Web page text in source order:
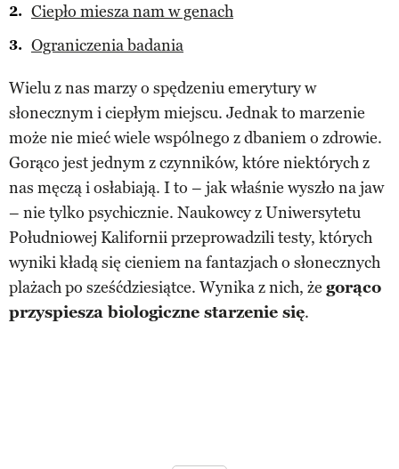
Ciepło miesza nam w genach
Ograniczenia badania
Wielu z nas marzy o spędzeniu emerytury w
słonecznym i ciepłym miejscu. Jednak to marzenie
może nie mieć wiele wspólnego z dbaniem o zdrowie.
Gorąco jest jednym z czynników, które niektórych z
nas męczą i osłabiają. I to – jak właśnie wyszło na jaw
– nie tylko psychicznie. Naukowcy z Uniwersytetu
Południowej Kalifornii przeprowadzili testy, których
wyniki kładą się cieniem na fantazjach o słonecznych
plażach po sześćdziesiątce. Wynika z nich, że gorąco
przyspiesza biologiczne starzenie się.